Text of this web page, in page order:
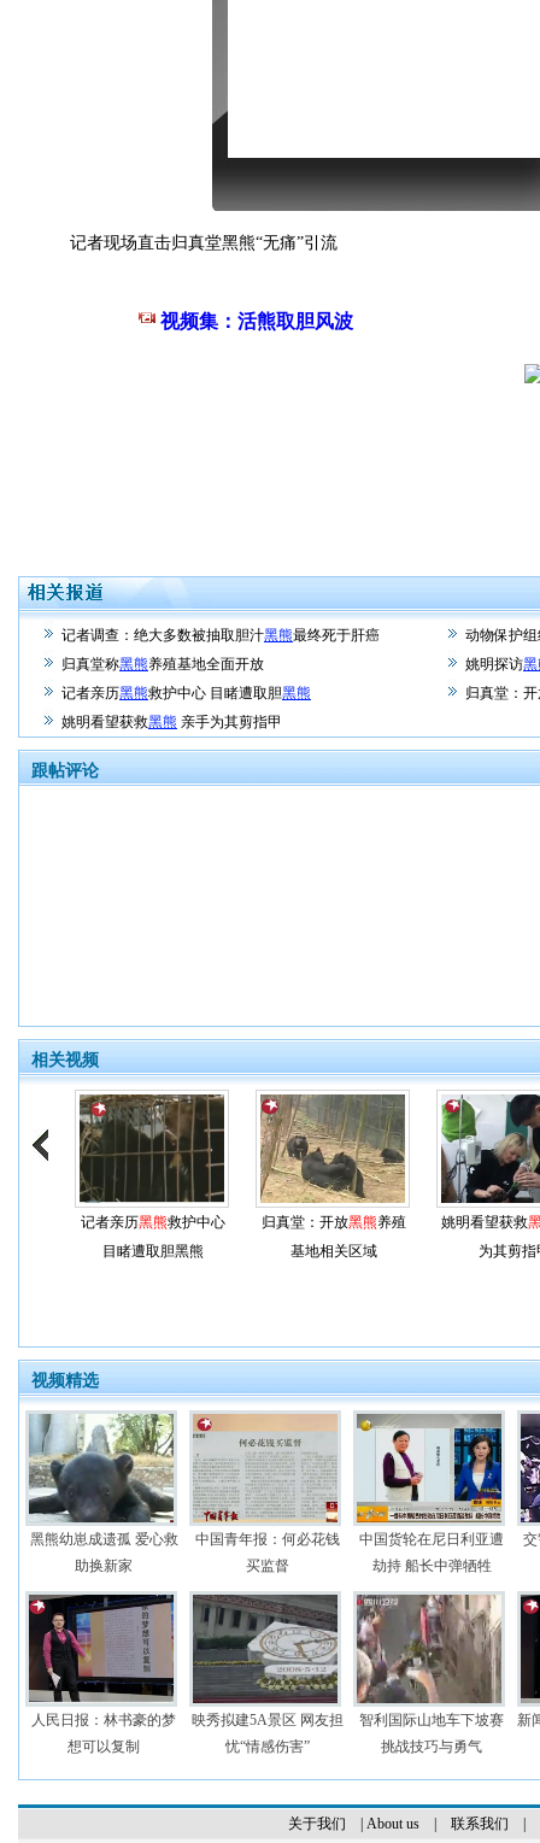
记者现场直击归真堂黑熊“无痛”引流
视频集：活熊取胆风波
记者调查：绝大多数被抽取胆汁黑熊最终死于肝癌
动物保护
归真堂称黑熊养殖基地全面开放 姚明探访
记者亲历黑熊救护中心 目睹遭取胆黑熊
归真堂：
姚明看望获救黑熊 亲手为其剪指甲
跟帖评论
相关视频
记者亲历黑熊救护中心
目睹遭取胆黑熊
归真堂：开放黑熊养殖
基地相关区域
姚明看望获救
为其剪指
视频精选
黑熊幼崽成遗孤 爱心救
助换新家
中国青年报：何必花钱
买监督
中国货轮在尼日利亚遭
劫持 船长中弹牺牲
人民日报：林书豪的梦
想可以复制
映秀拟建5A景区 网友担
忧“情感伤害”
智利国际山地车下坡赛
挑战技巧与勇气
新
关于我们 About us| 联系我们